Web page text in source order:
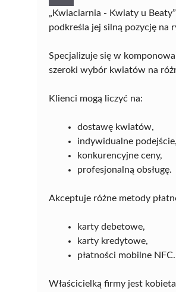
„Kwiaciarnia - Kwiaty u
podkreśla jej silną pozycję na
Specjalizuje się w
szeroki wybór kwiatów na
Klienci mogą liczyć na:
dostawę kwiatów,
indywidualne podejście,
konkurencyjne ceny,
profesjonalną obsługę.
Akceptuje różne metody
karty debetowe,
karty kredytowe,
płatności mobilne NFC.
Właścicielką firmy jest